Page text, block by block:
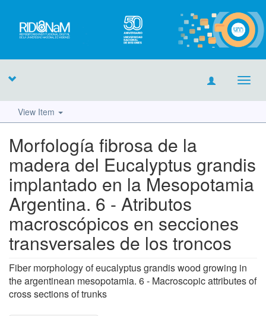
View Item
Morfología fibrosa de la
madera del Eucalyptus grandis
implantado en la Mesopotamia
Argentina. 6 - Atributos
macroscópicos en secciones
transversales de los troncos
Fiber morphology of eucalyptus grandis wood growing in
the argentinean mesopotamia. 6 - Macroscopic attributes of
cross sections of trunks